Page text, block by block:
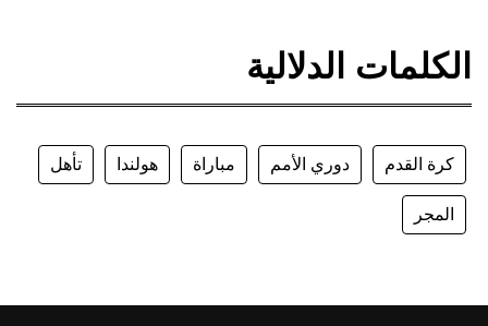
الكلمات الدلالية
كرة القدم دوري الأمم مباراة هولندا تأهل
المجر